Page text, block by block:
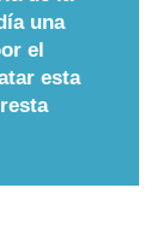
una
el
esta